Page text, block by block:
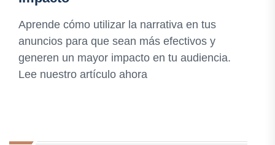
Aprende cómo utilizar la narrativa en tus
anuncios para que sean más efectivos y
generen un mayor impacto en tu audiencia.
Lee nuestro artículo ahora